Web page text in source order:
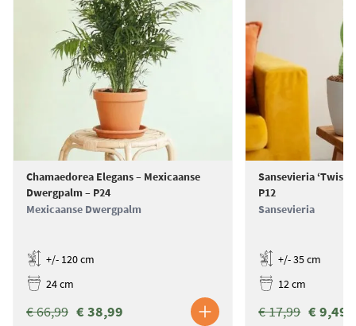
Chamaedorea Elegans – Mexicaanse
Dwergpalm – P24
Mexicaanse Dwergpalm
+/- 120 cm
24 cm
€ 38,99
€ 66,99
Sansevieria
P12
Sansevieria
+/- 35 cm
12 cm
€ 9,49
€ 17,99